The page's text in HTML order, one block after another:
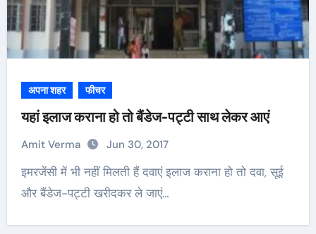
अपना शहर फीचर
यहां इलाज कराना हो तो बैंडेज-पट्टी साथ लेकर आएं
Amit Verma Jun 30, 2017
इमरजेंसी में भी नहीं मिलती हैं दवाएं इलाज कराना हो तो दवा, सूई
और बैंडेज-पट्टी खरीदकर ले जाएं…